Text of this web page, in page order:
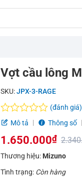
Vợt cầu lông
SKU:JPX-3-RAGE
Được
hạng
5
sao
(đánh giá)
Mô tả
Thông số
Giá
gốc
1.650.000₫
Giá
hiện
Thương hiệu: Mizuno
Tình trạng: Còn hàng